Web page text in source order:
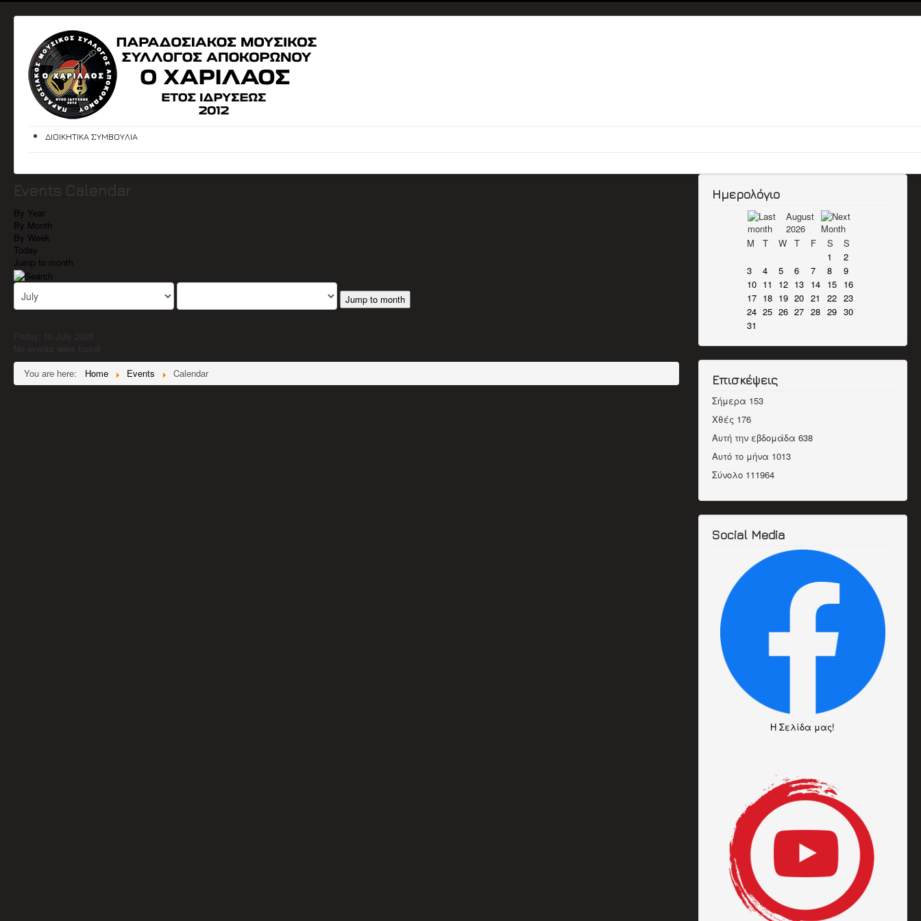
ΔΙΟΙΚΗΤΙΚΑ ΣΥΜΒΟΥΛΙΑ
By Year
By Month
By Week
Today
Jump to month
Jump to month
You are here:
Home Events Calendar
Ημερολόγιο
August
2026
M
T W T F S
S
1
2
3
4 5 6 7 8
9
10 11 12 13 14 15 16
17 18 19 20 21 22 23
24 25 26 27 28 29 30
31
Επισκέψεις
Σήμερα 153
Χθές 176
Αυτή την εβδομάδα 638
Αυτό το μήνα 1013
Σύνολο 111964
Social Media
H Σελίδα μας!